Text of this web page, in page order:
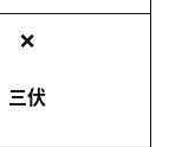
❌
三伏